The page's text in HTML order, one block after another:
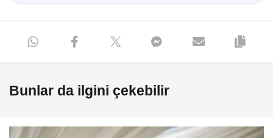
Bunlar da ilgini çekebilir